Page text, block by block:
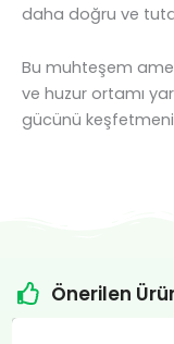
daha doğru ve
Bu muhteşem
ve huzur ortamı
gücünü
Önerilen